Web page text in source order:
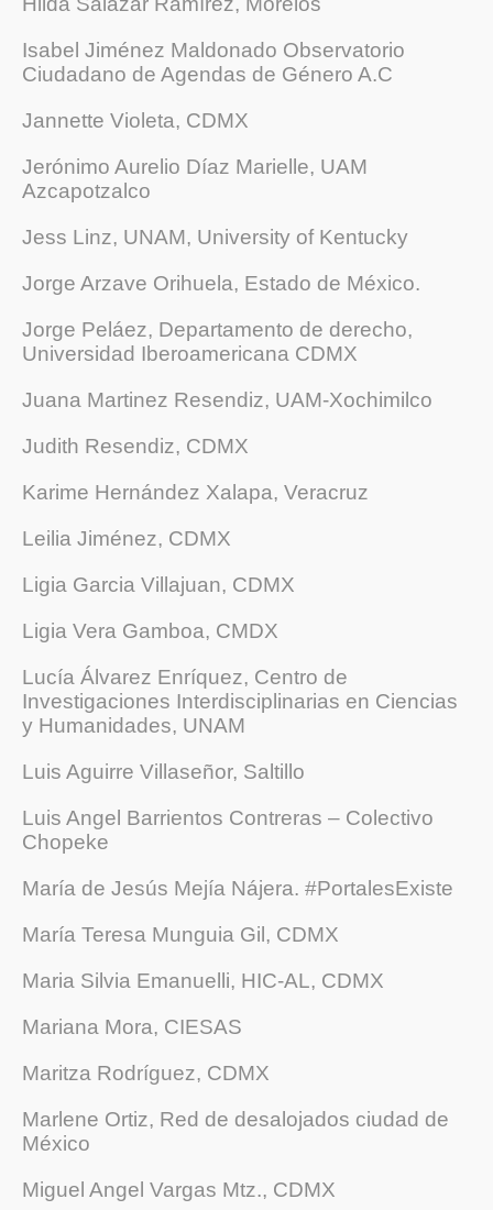
Isabel Jiménez Maldonado Observatorio
Ciudadano de Agendas de Género A.C
Jannette Violeta, CDMX
Jerónimo Aurelio Díaz Marielle, UAM
Azcapotzalco
Jess Linz, UNAM, University of Kentucky
Jorge Arzave Orihuela, Estado de México.
Jorge Peláez, Departamento de derecho,
Universidad Iberoamericana CDMX
Juana Martinez Resendiz, UAM-Xochimilco
Judith Resendiz, CDMX
Karime Hernández Xalapa, Veracruz
Leilia Jiménez, CDMX
Ligia Garcia Villajuan, CDMX
Ligia Vera Gamboa, CMDX
Lucía Álvarez Enríquez, Centro de
Investigaciones Interdisciplinarias en Ciencias
y Humanidades, UNAM
Luis Aguirre Villaseñor, Saltillo
Luis Angel Barrientos Contreras – Colectivo
Chopeke
María de Jesús Mejía Nájera. #PortalesExiste
María Teresa Munguia Gil, CDMX
Maria Silvia Emanuelli, HIC-AL, CDMX
Mariana Mora, CIESAS
Maritza Rodríguez, CDMX
Marlene Ortiz, Red de desalojados ciudad de
México
Miguel Angel Vargas Mtz., CDMX